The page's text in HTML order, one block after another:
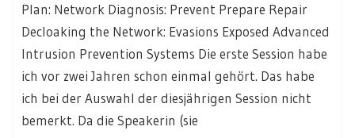
Plan: Network Diagnosis: Prevent Prepare Repair
Decloaking the Network: Evasions Exposed Advanced
Intrusion Prevention Systems Die erste Session habe
ich vor zwei Jahren schon einmal gehört. Das habe
ich bei der Auswahl der diesjährigen Session nicht
bemerkt. Da die Speakerin (sie